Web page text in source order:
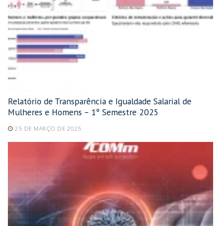
Relatório de Transparência e Igualdade Salarial de
Mulheres e Homens – 1º Semestre 2025
25 DE MARÇO DE 2025